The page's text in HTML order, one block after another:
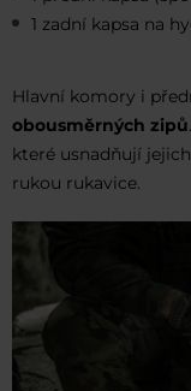
1 zadní kapsa na
Hlavní komory i
obousměrných zipů
které usnadňují
rukou rukavice.